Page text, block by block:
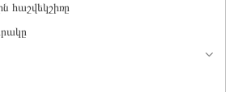
հաշվեկշիռը